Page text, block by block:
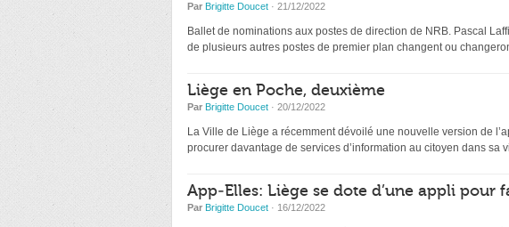
Par Brigitte Doucet · 21/12/2022
Ballet de nominations aux postes de direction de NRB. Pascal
de plusieurs autres postes de premier plan changent ou
Liège en Poche, deuxième
Par Brigitte Doucet · 20/12/2022
La Ville de Liège a récemment dévoilé une nouvelle version de
procurer davantage de services d’information au citoyen dans
App-Elles: Liège se dote d’une appli pour
Par Brigitte Doucet · 16/12/2022